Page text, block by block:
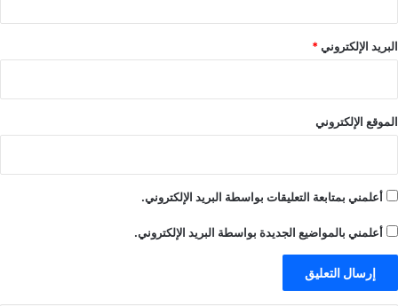
البريد الإلكتروني*
الموقع الإلكتروني
أعلمني بمتابعة التعليقات بواسطة البريد الإلكتروني.
أعلمني بالمواضيع الجديدة بواسطة البريد الإلكتروني.